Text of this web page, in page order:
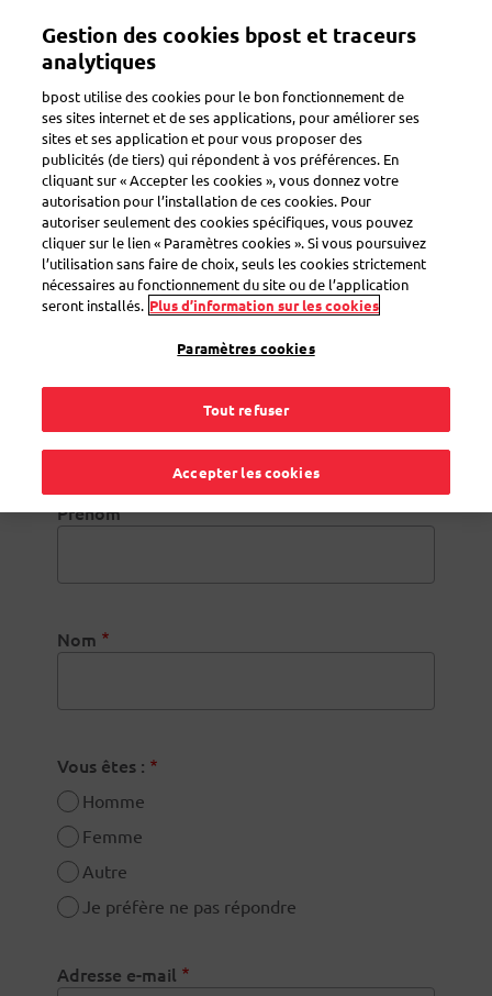
Message
d'erreur
Deprecated function: trim(): Passing null to parameter
#1 ($string) of type string is deprecated in
Drupal\bpost_no_optin\Form\NoOptinForm-
>buildForm() (line 221of
modules/custom/bpost_no_optin/src/Form/NoOptinForm.php
Participez en remplissant
le formulaire ci-dessous
Prénom
Nom
Vous êtes :
Homme
Femme
Autre
Je préfère ne pas répondre
Adresse e-mail
Gestion des cookies bpost et traceurs
analytiques
bpost utilise des cookies pour le bon fonctionnement de
ses sites internet et de ses applications, pour améliorer ses
sites et ses application et pour vous proposer des
publicités (de tiers) qui répondent à vos préférences. En
cliquant sur « Accepter les cookies », vous donnez votre
autorisation pour l’installation de ces cookies. Pour
autoriser seulement des cookies spécifiques, vous pouvez
cliquer sur le lien « Paramètres cookies ». Si vous poursuivez
l’utilisation sans faire de choix, seuls les cookies strictement
nécessaires au fonctionnement du site ou de l’application
seront installés. Plus d’information sur les cookies
Paramètres cookies
Tout refuser
Accepter les cookies